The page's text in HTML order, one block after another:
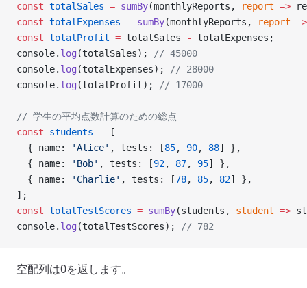
const totalSales = sumBy(monthlyReports, report =>
const totalExpenses = sumBy(monthlyReports, report =>
const totalProfit = totalSales -
totalExpenses;
console. log (totalSales);
// 45000
console. log (totalExpenses);
// 28000
console. log (totalProfit); // 17000
// 学生の平均点数計算のための総点
const students = [
  { name:
'Alice' , tests: [85, 90, 88] },
  { name:
'Bob' , tests: [92, 87, 95] },
  { name:
'Charlie' , tests: [78, 85, 82] },
];
const totalTestScores = sumBy(students, student =>
console. log (totalTestScores); // 782
空配列は0を返します。